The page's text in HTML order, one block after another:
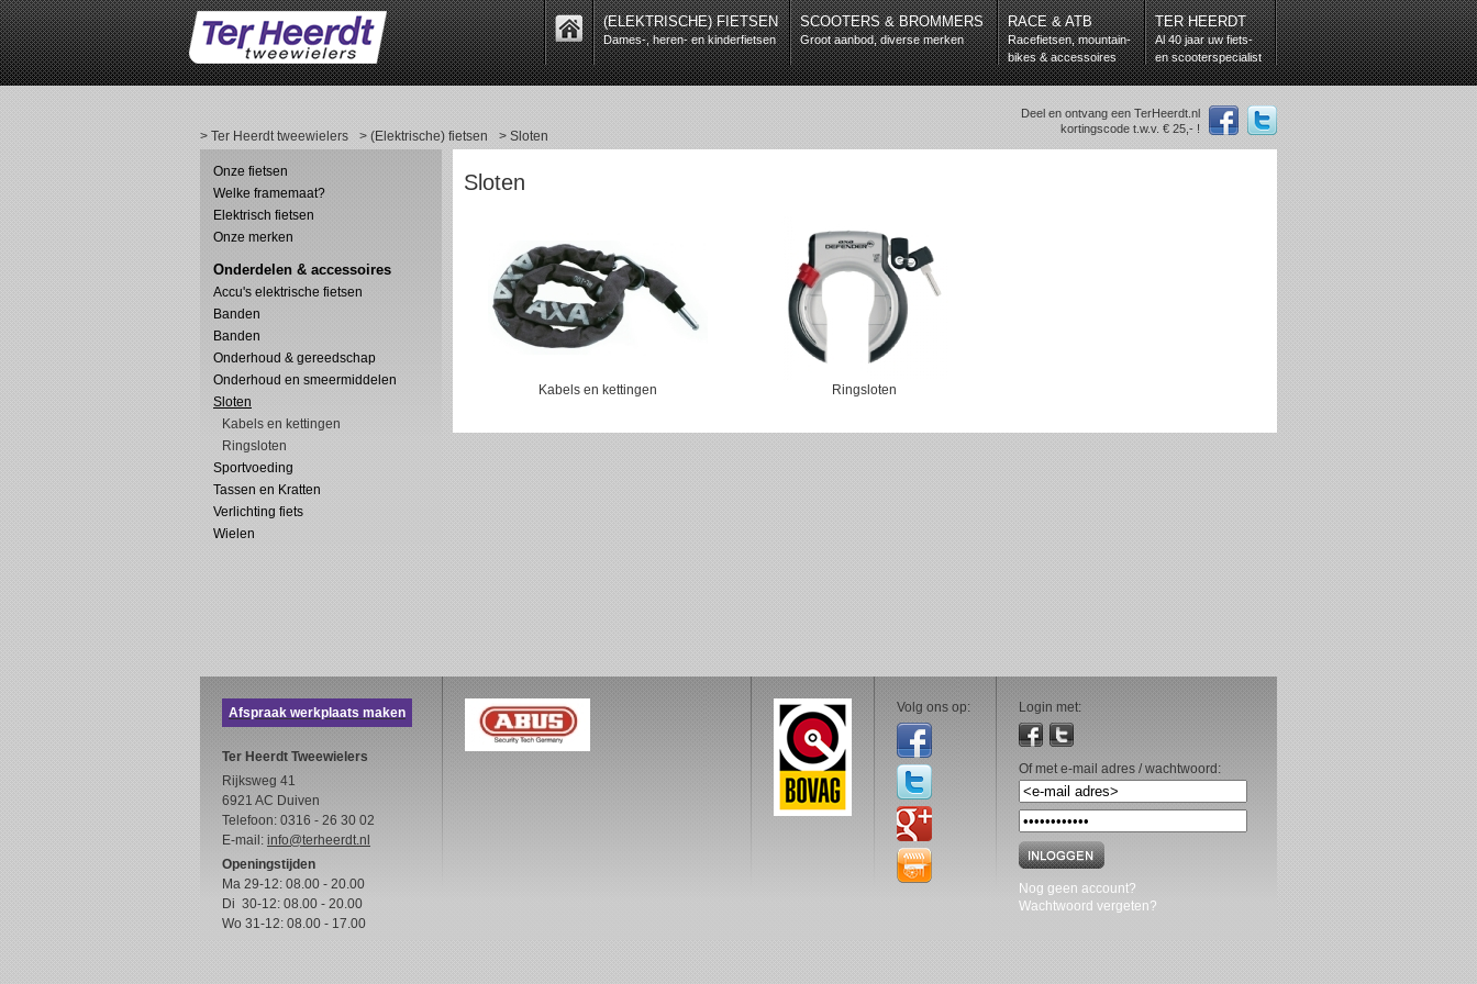
(ELEKTRISCHE) FIETSEN
Dames-, heren- en kinderfietsen
SCOOTERS & BROMMERS
Groot aanbod, diverse merken
RACE & ATB
Racefietsen, mountain-
bikes & accessoires
TER HEERDT
Al 40 jaar uw fiets-
en scooterspecialist
> Ter Heerdt tweewielers > (Elektrische) fietsen > Sloten
Deel en ontvang een TerHeerdt.nl
kortingscode t.w.v. € 25,- !
Onze fietsen
Welke framemaat?
Elektrisch fietsen
Onze merken
Onderdelen & accessoires
Accu's elektrische fietsen
Banden
Banden
Onderhoud & gereedschap
Onderhoud en smeermiddelen
Sloten
Kabels en kettingen
Ringsloten
Sportvoeding
Tassen en Kratten
Verlichting fiets
Wielen
Sloten
Kabels en kettingen Ringsloten
Afspraak werkplaats maken
Ter Heerdt Tweewielers
Rijksweg 41
6921 AC Duiven
Telefoon: 0316 - 26 30 02
E-mail: info@terheerdt.nl
Openingstijden
Ma 29-12: 08.00 - 20.00
Di 30-12: 08.00 - 20.00
Wo 31-12: 08.00 - 17.00
Volg ons op: Login met:
Of met e-mail adres / wachtwoord:
Nog geen account?
Wachtwoord vergeten?